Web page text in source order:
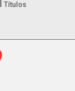
Títulos